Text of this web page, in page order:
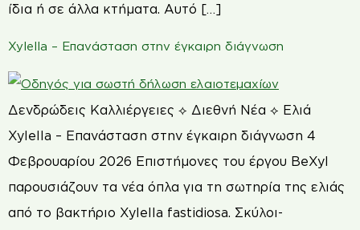
ίδια ή σε άλλα κτήματα. Αυτό […]
Xylella – Επανάσταση στην έγκαιρη διάγνωση
Δενδρώδεις Καλλιέργειες ⟡ Διεθνή Νέα ⟡ Ελιά
Xylella – Επανάσταση στην έγκαιρη διάγνωση 4
Φεβρουαρίου 2026 Επιστήμονες του έργου BeXyl
παρουσιάζουν τα νέα όπλα για τη σωτηρία της ελιάς
από το βακτήριο Xylella fastidiosa. Σκύλοι-